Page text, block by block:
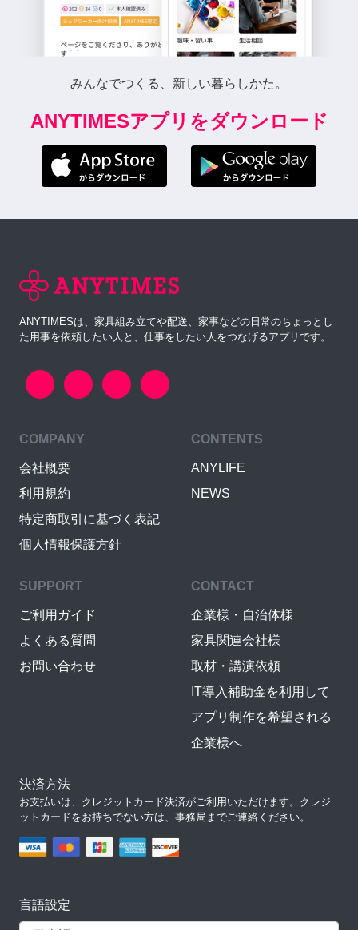
みんなでつくる、新しい暮らしかた。
ANYTIMESアプリをダウンロード
ANYTIMESは、家具組み立てや配送、家事などの日常のちょっとし
た用事を依頼したい人と、仕事をしたい人をつなげるアプリです。
COMPANY
会社概要
利用規約
特定商取引に基づく表記
個人情報保護方針
CONTENTS
ANYLIFE
NEWS
SUPPORT
ご利用ガイド
よくある質問
お問い合わせ
CONTACT
企業様・自治体様
家具関連会社様
取材・講演依頼
IT導入補助金を利用して
アプリ制作を希望される
企業様へ
決済方法
お支払いは、クレジットカード決済がご利用いただけます。クレジ
ットカードをお持ちでない方は、事務局までご連絡ください。
言語設定